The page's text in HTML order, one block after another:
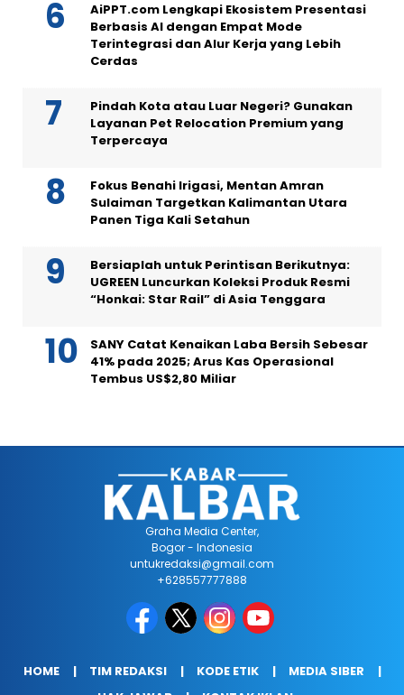
AiPPT.com Lengkapi Ekosistem Presentasi
Berbasis AI dengan Empat Mode
Terintegrasi dan Alur Kerja yang Lebih
Cerdas
Pindah Kota atau Luar Negeri? Gunakan
Layanan Pet Relocation Premium yang
Terpercaya
Fokus Benahi Irigasi, Mentan Amran
Sulaiman Targetkan Kalimantan Utara
Panen Tiga Kali Setahun
Bersiaplah untuk Perintisan Berikutnya:
UGREEN Luncurkan Koleksi Produk Resmi
“Honkai: Star Rail” di Asia Tenggara
SANY Catat Kenaikan Laba Bersih Sebesar
41% pada 2025; Arus Kas Operasional
Tembus US$2,80 Miliar
Graha Media Center,
Bogor - Indonesia
untukredaksi@gmail.com
+628557777888
HOME TIM REDAKSI KODE ETIK
MEDIA SIBER